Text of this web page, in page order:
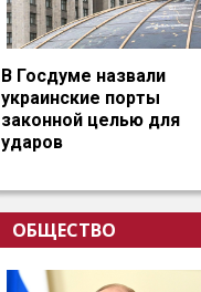
В Госдуме назвали
украинские порты
законной целью для
ударов
ОБЩЕСТВО